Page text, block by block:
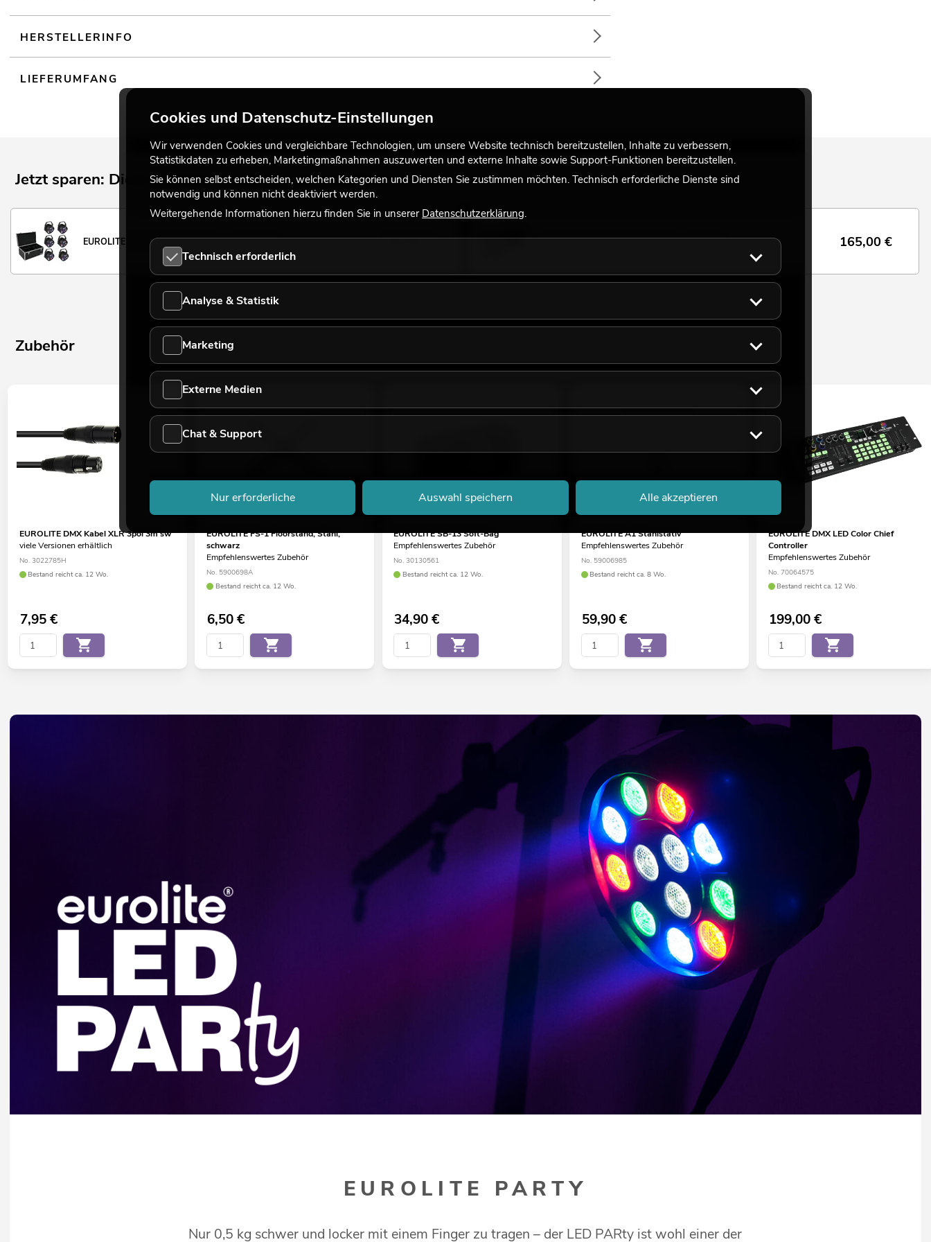
HERSTELLERINFO
LIEFERUMFANG
Jetzt sparen: Dieser Artikel ist auch im Set erhältlich.
EUROLITE Set 6x LED PARty Spot + Case TDV-1 235,00€ EUROLITE Set 4x LED PARty Spot + Soft-Bag 165,00 €
Zubehör
EUROLITE DMX Kabel XLR 3pol 3m sw
viele Versionen erhältlich
No. 3022785H
Bestand reicht ca. 12 Wo.
7,95€
EUROLITE FS-1 Floorstand, Stahl,
schwarz
Empfehlenswertes Zubehör
No. 5900698A
Bestand reicht ca. 12 Wo.
6,50€
EUROLITE SB-13 Soft-Bag
Empfehlenswertes Zubehör
No. 30130561
Bestand reicht ca. 12 Wo.
34,90€
EUROLITE A1 Stahlstativ
Empfehlenswertes Zubehör
No. 59006985
Bestand reicht ca. 8 Wo.
59,90€
EUROLITE DMX LED Color Chief
Controller
Empfehlenswertes Zubehör
No. 70064575
Bestand reicht ca. 12 Wo.
199,00€
EUROLITE PARTY
Nur 0,5 kg schwer und locker mit einem Finger zu tragen – der LED PARty ist wohl einer der
Cookies und Datenschutz-Einstellungen
Wir verwenden Cookies und vergleichbare Technologien, um unsere Website technisch bereitzustellen, Inhalte zu verbessern,
Statistikdaten zu erheben, Marketingmaßnahmen auszuwerten und externe Inhalte sowie Support-Funktionen bereitzustellen.
Sie können selbst entscheiden, welchen Kategorien und Diensten Sie zustimmen möchten. Technisch erforderliche Dienste sind
notwendig und können nicht deaktiviert werden.
Weitergehende Informationen hierzu finden Sie in unserer Datenschutzerklärung.
Technisch erforderlich
Analyse & Statistik
Marketing
Externe Medien
Chat & Support
Nur erforderliche Auswahl speichern Alle akzeptieren